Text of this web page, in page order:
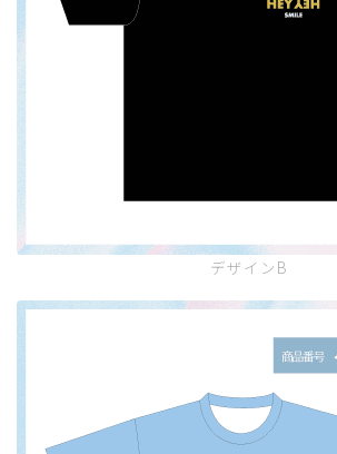
デザインB